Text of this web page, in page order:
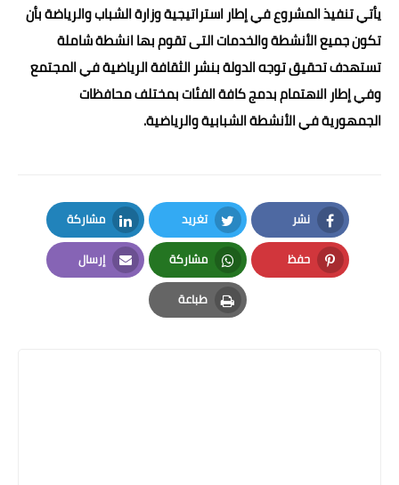
يأتي تنفيذ المشروع في إطار استراتيجية وزارة الشباب والرياضة بأن
تكون جميع الأنشطة والخدمات التى تقوم بها انشطة شاملة
تستهدف تحقيق توجه الدولة بنشر الثقافة الرياضية في المجتمع
وفي إطار الاهتمام بدمج كافة الفئات بمختلف محافظات
الجمهورية في الأنشطة الشبابية والرياضية.
نشر
Facebook
تغريد
Twitter
مشاركة
LinkedIn
حفظ
Pinterest
مشاركة
Whatsapp
إرسال
Email
طباعة
Print